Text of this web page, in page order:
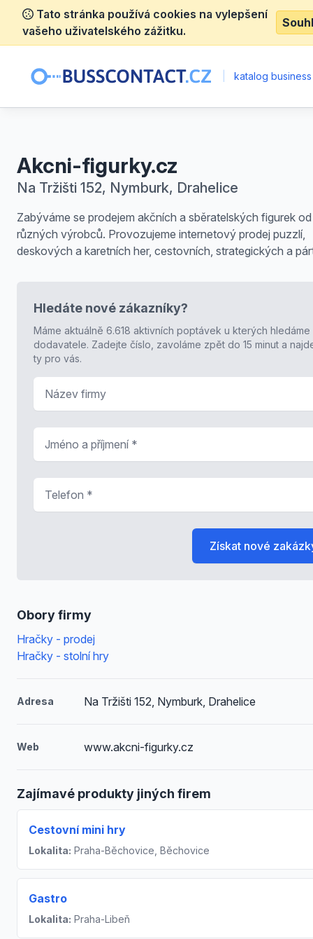
Tato stránka používá cookies na vylepšení
vašeho uživatelského zážitku.
katalog
Akcni-figurky.cz
Na Tržišti 152, Nymburk, Drahelice
Zabýváme se prodejem akčních a sběratelských figurek od
různých výrobců. Provozujeme internetový prodej puzzlí,
deskových a karetních her, cestovních, strategických a
Obory firmy
Hračky - prodej
Hračky - stolní hry
Adresa Na Tržišti 152, Nymburk, Drahelice
Web www.akcni-figurky.cz
Zajímavé produkty jiných firem
Cestovní mini hry
Lokalita: Praha-Běchovice, Běchovice
Gastro
Lokalita: Praha-Libeň
Hledáte nové zákazníky?
Máme aktuálně 6.618 aktivních poptávek u kterých hledáme
dodavatele. Zadejte číslo, zavoláme zpět do 15 minut a
ty pro vás.
Získat nové